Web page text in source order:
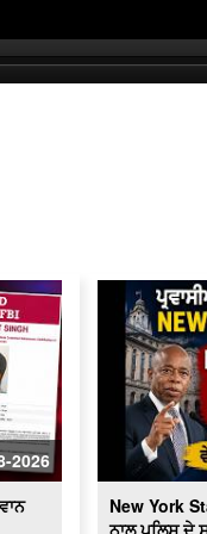
2026
New York